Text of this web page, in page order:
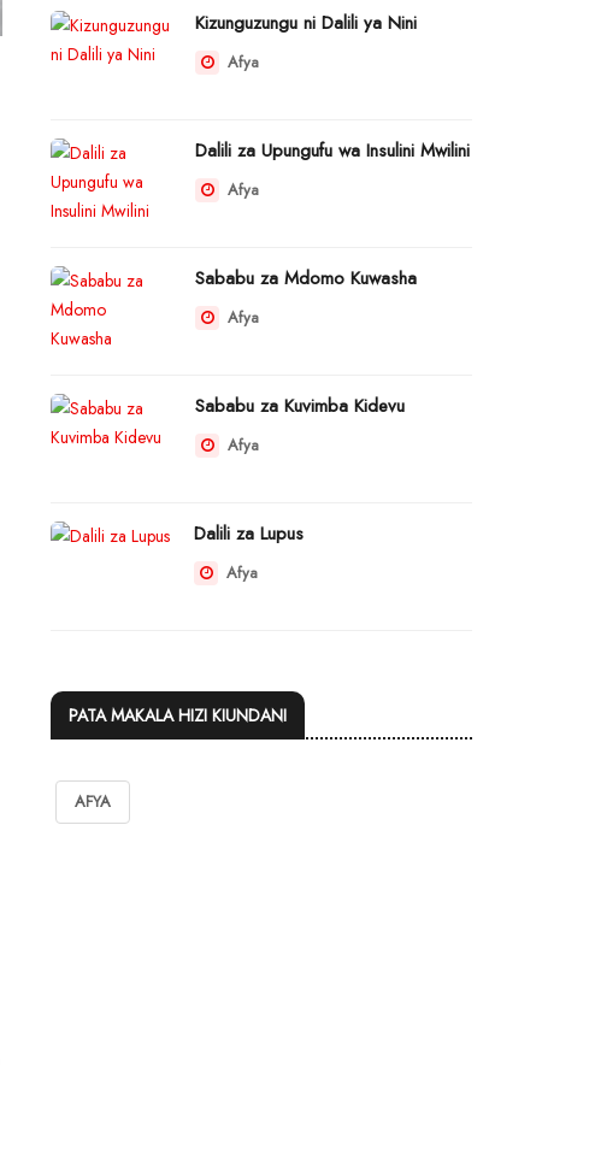
Kizunguzungu ni Dalili ya Nini
Afya
Dalili za Upungufu wa Insulini Mwilini
Afya
Sababu za Mdomo Kuwasha
Afya
Sababu za Kuvimba Kidevu
Afya
Dalili za Lupus
Afya
PATA MAKALA HIZI KIUNDANI
AFYA